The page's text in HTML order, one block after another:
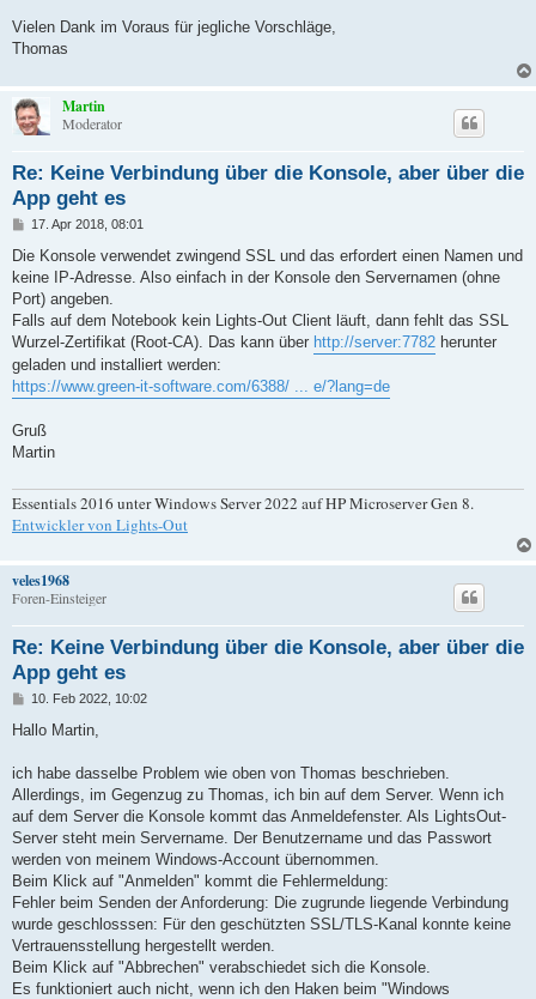
Vielen Dank im Voraus für jegliche Vorschläge,
Thomas
Martin
Moderator
Re: Keine Verbindung über die Konsole, aber über die
App geht es
B
i
r
a
17. Apr 2018, 08:01
Die Konsole verwendet zwingend SSL und das erfordert einen Namen und
keine IP-Adresse. Also einfach in der Konsole den Servernamen (ohne
Port) angeben.
Falls auf dem Notebook kein Lights-Out Client läuft, dann fehlt das SSL
Wurzel-Zertifikat (Root-CA). Das kann über http://server:7782 herunter
geladen und installiert werden:
https://www.green-it-software.com/6388/ ... e/?lang=de
Gruß
Martin
Essentials 2016 unter Windows Server 2022 auf HP Microserver Gen 8.
Entwickler von Lights-Out
veles1968
Foren-Einsteiger
Re: Keine Verbindung über die Konsole, aber über die
App geht es
B
i
a
10. Feb 2022, 10:02
Hallo Martin,
ich habe dasselbe Problem wie oben von Thomas beschrieben.
Allerdings, im Gegenzug zu Thomas, ich bin auf dem Server. Wenn ich
auf dem Server die Konsole kommt das Anmeldefenster. Als LightsOut-
Server steht mein Servername. Der Benutzername und das Passwort
werden von meinem Windows-Account übernommen.
Beim Klick auf "Anmelden" kommt die Fehlermeldung:
Fehler beim Senden der Anforderung: Die zugrunde liegende Verbindung
wurde geschlosssen: Für den geschützten SSL/TLS-Kanal konnte keine
Vertrauensstellung hergestellt werden.
Beim Klick auf "Abbrechen" verabschiedet sich die Konsole.
Es funktioniert auch nicht, wenn ich den Haken beim "Windows